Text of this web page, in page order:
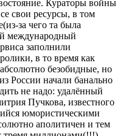
Кураторы войны
свои ресурсы, в том
за чего та была
международный
заполнили
в то время как
безобидные, но
России начали банально
не надо: удалённый
Пучкова, известного
юмористическими
аполитичен и тем